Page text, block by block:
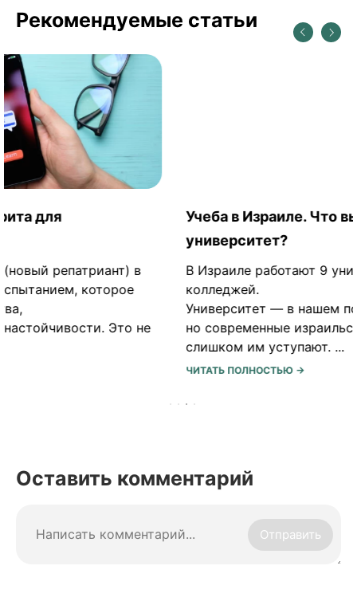
Рекомендуемые статьи
Учеба в Израиле. Что выбрать: колледж или
В Израиле работают 9 университетов и 35
колледжей.
Университет — в нашем понимании звучит гордо,
но современные израильские колледжи не
Оставить комментарий
Отправить